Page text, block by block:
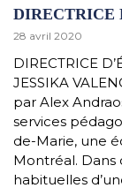
DIRECTRICE
28 avril 2020
DIRECTRICE
JESSIKA
par Alex
services
de-Marie, une
Montréal. Dans
habituelles